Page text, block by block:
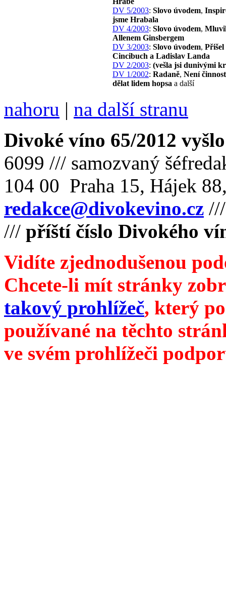
DV 5/2003: Slovo úvodem,
jsme Hrabala
DV 4/2003: Slovo úvodem,
Allenem Ginsbergem
DV 3/2003: Slovo úvodem, Přišel
Cincibuch a Ladislav Landa
DV 2/2003: (vešla jsi dunivými
DV 1/2002: Radaně, Není
dělat lidem hopsa a další
nahoru | na další stranu
Divoké víno 65/2012
6099 /// samozvaný
104 00 Praha 15, Hájek
redakce@divokevino.cz
/// příští číslo Divokého
Vidíte zjednodušenou
Chcete-li mít stránky
takový prohlížeč, který
používané na těchto
ve svém prohlížeči